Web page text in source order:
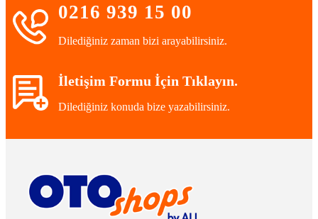
0216 939 15 00
Dilediğiniz zaman bizi arayabilirsiniz.
İletişim Formu İçin Tıklayın.
Dilediğiniz konuda bize yazabilirsiniz.